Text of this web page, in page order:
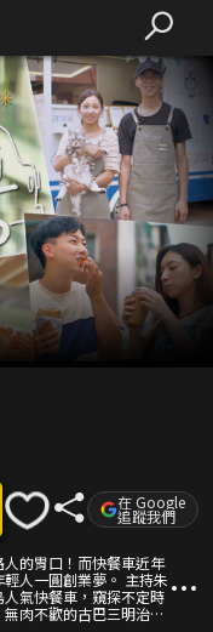
人的胃口！而快餐車近年
圓創業夢。 主持朱
氣快餐車，窺探不定時
肉不歡的古巴三明治、
在 Google
追蹤我們